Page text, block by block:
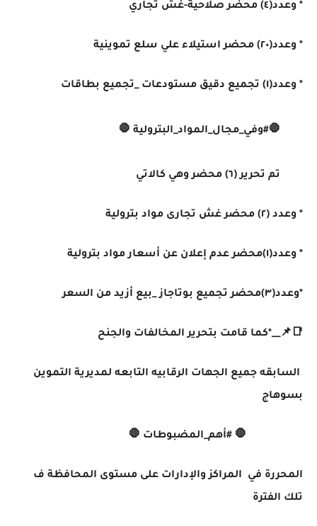
* وعدد(٤) محضر صلاحية-غش تجاري
* وعدد(٢٠) محضر استيلاء علي سلع تموينية
* وعدد(١) تجميع دقيق مستودعات _تجميع بطاقات
🛑#وفي_مجال_المواد_البترولية 🛑
تم تحرير (٦) محضر وهي كالاتي
* وعدد (٢) محضر غش تجارى مواد بترولية
* وعدد(١)محضر عدم إعلان عن أسعار مواد بترولية
*وعدد(٣)محضر تجميع بوتاجاز _بيع أزيد من السعر
📑📌__*كما قامت بتحرير المخالفات والجنح
السابقه جميع الجهات الرقابيه التابعه لمديرية التموين
بسوهاج
🛑 #أهم_المضبوطات 🛑
المحررة في المراكز والإدارات على مستوى المحافظة ف
تلك الفترة